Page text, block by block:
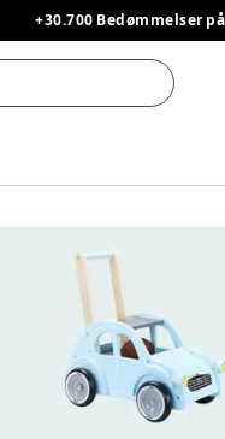
+30.700 Bedømmelser